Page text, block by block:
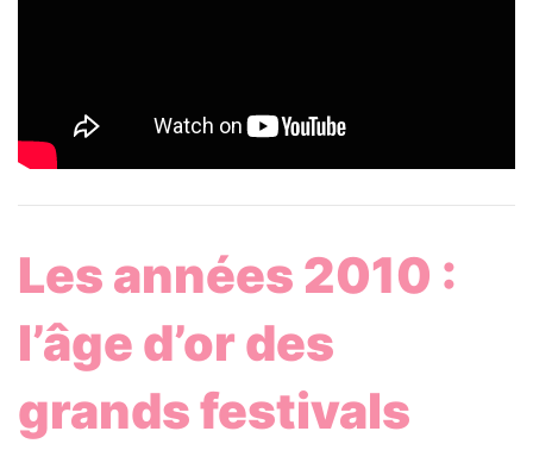
Les années 2010 :
l’âge d’or des
grands festivals